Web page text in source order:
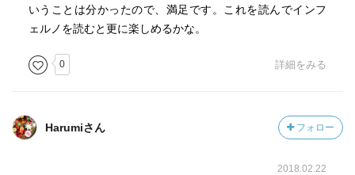
いうことは分かったので、満足です。これを読んでインフ
ェルノを読むと更に楽しめるかな。
0 詳細をみる
Harumiさん フォロー
2018.02.22